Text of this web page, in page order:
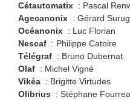
Cétautomatix : Pascal
Agecanonix : Gérard
Océanonix : Luc Florian
Nescaf : Philippe Catoire
Télégraf : Bruno Dubernat
Olaf : Michel Vigné
Vikéa : Brigitte Virtudes
Olibrius : Stéphane